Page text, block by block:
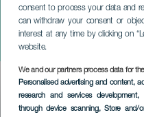
consent to process your data and
can withdraw your consent or
interest at any time by clicking on
website.
We and our partners process data for
Personalised advertising and content,
research and services development,
through device scanning, Store and/
GRAN CANARIA
Imagen
Listado